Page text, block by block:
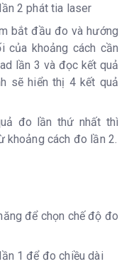
2 phát tia laser
bắt đầu đo và hướng
của khoảng cách cần
lần 3 và đọc kết quả
sẽ hiển thị 4 kết quả
đo lần thứ nhất thì
khoảng cách đo lần 2.
để chọn chế độ đo
1 để đo chiều dài